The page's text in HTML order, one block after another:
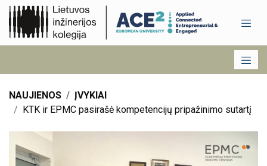
NAUJIENOS
ĮVYKIAI
KTK ir EPMC pasirašė kompetencijų pripažinimo sutartį